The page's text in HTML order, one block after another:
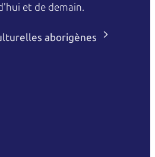
et de demain.
aborigènes